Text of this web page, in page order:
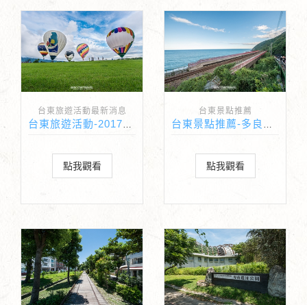
台東旅遊活動最新消息
點我觀看
台東景點推薦
點我觀看